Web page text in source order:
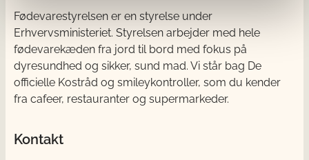
Fødevarestyrelsen er en styrelse under
Erhvervsministeriet. Styrelsen arbejder med hele
fødevarekæden fra jord til bord med fokus på
dyresundhed og sikker, sund mad. Vi står bag De
officielle Kostråd og smileykontroller, som du kender
fra cafeer, restauranter og supermarkeder.
Kontakt